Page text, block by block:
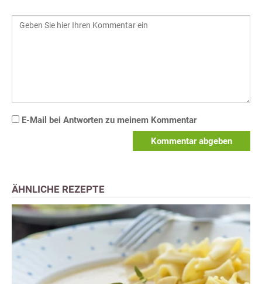
E-Mail bei Antworten zu meinem Kommentar
Kommentar abgeben
ÄHNLICHE REZEPTE